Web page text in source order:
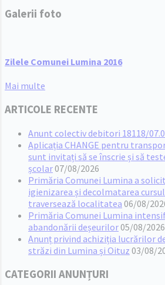
Galerii foto
Zilele Comunei Lumina 2016
Mai multe
ARTICOLE RECENTE
Anunt colectiv debitori 18118/
Aplicația CHANGE pentru
sunt invitați să se înscrie și să
școlar07/08/2026
Primăria Comunei Lumina a
igienizarea și decolmatarea
traversează localitatea 06/08/
Primăria Comunei Lumina
abandonării deșeurilor05/08/2026
Anunț privind achiziția lucrărilor
străzi din Lumina și Oituz 03/08/
CATEGORII ANUNȚURI